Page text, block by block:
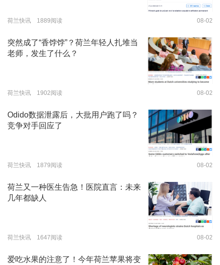
荷兰快讯 1889阅读 08-02
突然成了“香饽饽”？荷兰年轻人扎堆当
老师，发生了什么？
荷兰快讯 1902阅读 08-02
Odido数据泄露后，大批用户跑了吗？
竞争对手回应了
荷兰快讯 1879阅读 08-02
荷兰又一种医生告急！医院直言：未来
几年都缺人
荷兰快讯 1647阅读 08-02
爱吃水果的注意了！今年荷兰苹果将变